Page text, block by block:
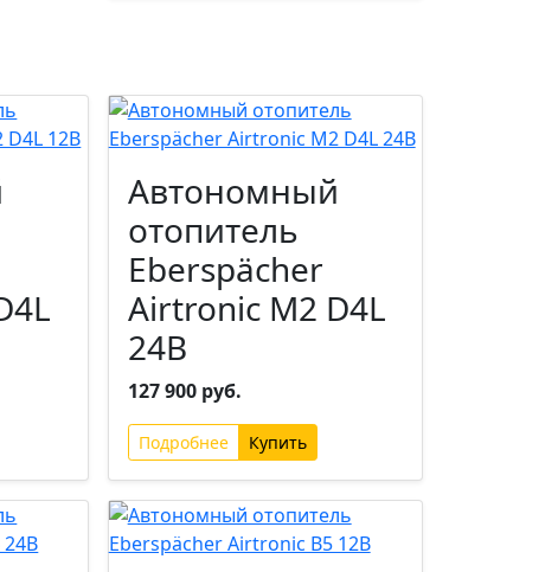
Автономный
отопитель
Eberspächer
Airtronic M2 D4L
24В
127 900 руб.
Подробнее